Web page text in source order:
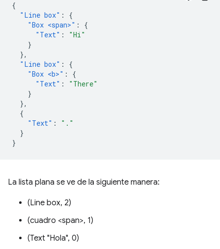
{
"Line box" :
{
"Box <span>" :
{
"Text" :
"Hi"
}
},
"Line box" :
{
"Box <b>" :
{
"Text" :
"There"
}
},
{
"Text" :
"."
}
}
La lista plana se ve de la siguiente manera:
(Line box, 2)
(cuadro <span>, 1)
(Text "Hola", 0)